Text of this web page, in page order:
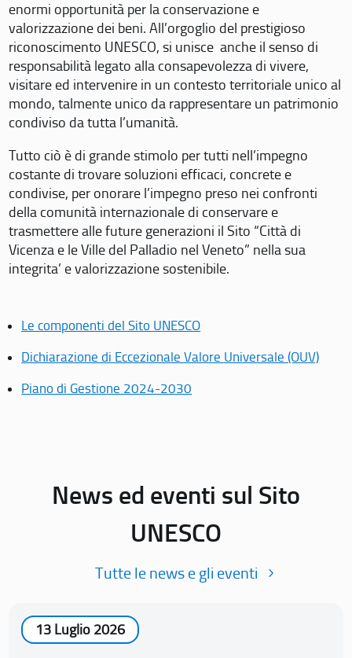
enormi opportunità per la conservazione e
valorizzazione dei beni. All’orgoglio del prestigioso
riconoscimento UNESCO, si unisce anche il senso di
responsabilità legato alla consapevolezza di vivere,
visitare ed intervenire in un contesto territoriale unico al
mondo, talmente unico da rappresentare un patrimonio
condiviso da tutta l’umanità.
Tutto ciò è di grande stimolo per tutti nell’impegno
costante di trovare soluzioni efficaci, concrete e
condivise, per onorare l’impegno preso nei confronti
della comunità internazionale di conservare e
trasmettere alle future generazioni il Sito “Città di
Vicenza e le Ville del Palladio nel Veneto” nella sua
integrita’ e valorizzazione sostenibile.
Le componenti del Sito UNESCO
Dichiarazione di Eccezionale Valore Universale (OUV)
Piano di Gestione 2024-2030
News ed eventi sul Sito
UNESCO
Tutte le news e gli eventi
13 Luglio 2026